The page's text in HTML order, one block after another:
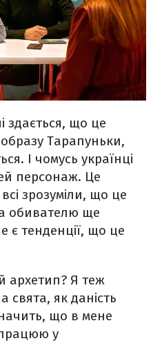
здається, що це
Тарапуньки,
І чомусь українці
персонаж. Це
зрозуміли, що це
обивателю ще
є тенденції, що це
архетип? Я теж
як даність
що в мене
у